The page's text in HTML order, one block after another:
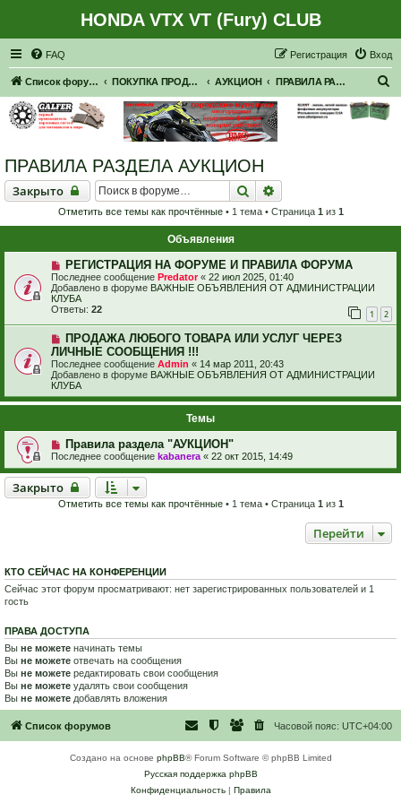
HONDA VTX VT (Fury) CLUB
FAQ Вход
Регистрация
Список форумов ПОКУПКА ПРОДАЖА АУКЦИОН ПРАВИЛА РАЗДЕЛА АУКЦИОН
ПРАВИЛА РАЗДЕЛА АУКЦИОН
Закрыто
Закрыто Поиск
Отметить все темы как прочтённые• 1 тема • Страница 1 из 1
Объявления
РЕГИСТРАЦИЯ НА ФОРУМЕ И ПРАВИЛА ФОРУМА
Последнее сообщение Predator« 22 июл 2025, 01:40
Добавлено в форуме ВАЖНЫЕ ОБЪЯВЛЕНИЯ ОТ АДМИНИСТРАЦИИ
КЛУБА
Ответы: 22 1 2
ПРОДАЖА ЛЮБОГО ТОВАРА ИЛИ УСЛУГ ЧЕРЕЗ
ЛИЧНЫЕ СООБЩЕНИЯ !!!
Последнее сообщение Admin « 14 мар 2011, 20:43
Добавлено в форуме ВАЖНЫЕ ОБЪЯВЛЕНИЯ ОТ АДМИНИСТРАЦИИ
КЛУБА
Темы
Правила раздела "АУКЦИОН"
Последнее сообщение kabanera« 22 окт 2015, 14:49
Закрыто
Закрыто
Отметить все темы как прочтённые• 1 тема • Страница 1из 1
Перейти
КТО СЕЙЧАС НА КОНФЕРЕНЦИИ
Сейчас этот форум просматривают: нет зарегистрированных пользователей и 1
гость
ПРАВА ДОСТУПА
Вы не можете начинать темы
Вы не можете отвечать на сообщения
Вы не можете редактировать свои сообщения
Вы не можете удалять свои сообщения
Вы не можете добавлять вложения
Список форумов Часовой пояс: UTC+04:00
Создано на основе phpBB® Forum Software © phpBB Limited
Русская поддержка phpBB
Конфиденциальность| Правила